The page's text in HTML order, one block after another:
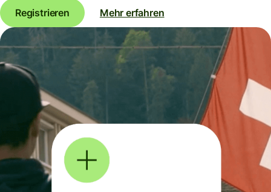
Registrieren Mehr erfahren